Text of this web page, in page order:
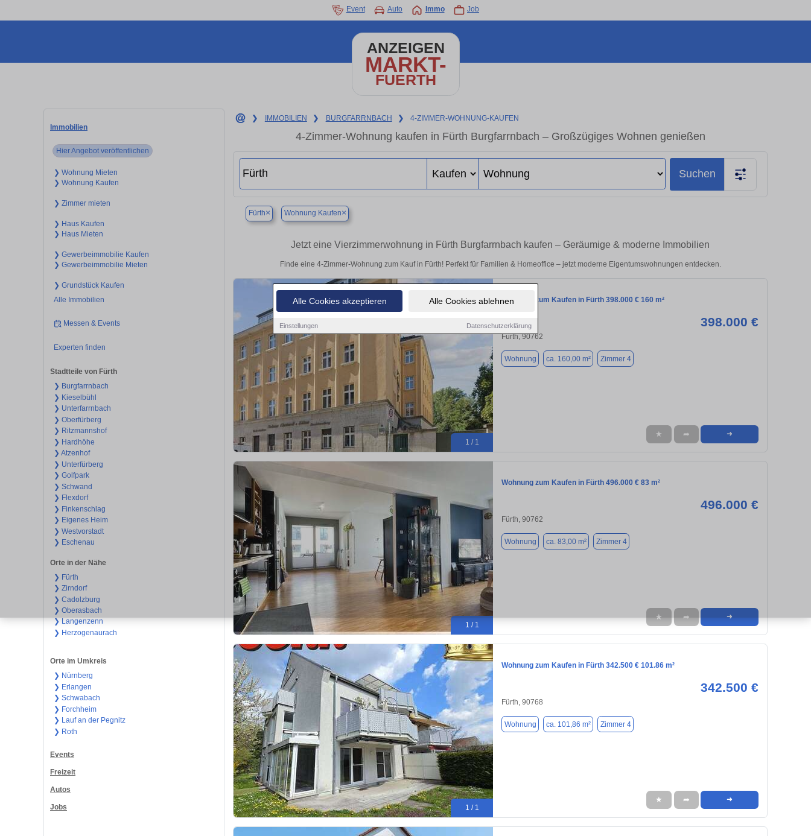
Alle Cookies akzeptieren Alle Cookies ablehnen
Einstellungen Datenschutzerklärung
Event Auto Immo Job
ANZEIGEN
MARKT-
FUERTH
Immobilien
Hier Angebot veröffentlichen
❯ Wohnung Mieten
❯ Wohnung Kaufen
❯ Zimmer mieten
❯ Haus Kaufen
❯ Haus Mieten
❯ Gewerbeimmobilie Kaufen
❯ Gewerbeimmobilie Mieten
❯ Grundstück Kaufen
Alle Immobilien
Messen & Events
Experten finden
Stadtteile von Fürth
❯ Burgfarrnbach
❯ Kieselbühl
❯ Unterfarrnbach
❯ Oberfürberg
❯ Ritzmannshof
❯ Hardhöhe
❯ Atzenhof
❯ Unterfürberg
❯ Golfpark
❯ Schwand
❯ Flexdorf
❯ Finkenschlag
❯ Eigenes Heim
❯ Westvorstadt
❯ Eschenau
Orte in der Nähe
❯ Fürth
❯ Zirndorf
❯ Cadolzburg
❯ Oberasbach
❯ Langenzenn
❯ Herzogenaurach
Orte im Umkreis
❯ Nürnberg
❯ Erlangen
❯ Schwabach
❯ Forchheim
❯ Lauf an der Pegnitz
❯ Roth
Events
Freizeit
Autos
Jobs
❯ IMMOBILIEN ❯ BURGFARRNBACH ❯ 4-ZIMMER-WOHNUNG-KAUFEN
4-Zimmer-Wohnung kaufen in Fürth Burgfarrnbach – Großzügiges Wohnen genießen
Suchen
Fürth× Wohnung Kaufen×
Jetzt eine Vierzimmerwohnung in Fürth Burgfarrnbach kaufen – Geräumige & moderne Immobilien
Finde eine 4-Zimmer-Wohnung zum Kauf in Fürth! Perfekt für Familien & Homeoffice – jetzt moderne Eigentumswohnungen entdecken.
1 / 1
Wohnung zum Kaufen in Fürth 398.000 € 160 m²
398.000 €
Fürth, 90762
Wohnung ca. 160,00 m² Zimmer 4
★ ➦ ➜
1 / 1
Wohnung zum Kaufen in Fürth 496.000 € 83 m²
496.000 €
Fürth, 90762
Wohnung ca. 83,00 m² Zimmer 4
★ ➦ ➜
1 / 1
Wohnung zum Kaufen in Fürth 342.500 € 101.86 m²
342.500 €
Fürth, 90768
Wohnung ca. 101,86 m² Zimmer 4
★ ➦ ➜